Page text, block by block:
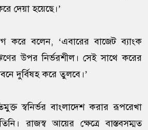
দেয়া হয়েছে।’
করে বলেন, ‘এবারের বাজেট ব্যাংক
উপর নির্ভরশীল। সেই সাথে করের
দুর্বিষহ করে তুলবে।’
স্বনির্ভর বাংলাদেশ করার রূপরেখা
রাজস্ব আয়ের ক্ষেত্রে বাস্তবসম্মত